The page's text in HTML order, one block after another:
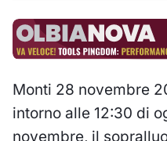
Monti 28 novembre
intorno alle 12:30 di
novembre, il